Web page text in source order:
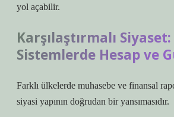
yol açabilir.
Karşılaştırmalı
Sistemlerde Hesap ve
Farklı ülkelerde muhasebe ve finansal
siyasi yapının doğrudan bir yansımasıdır.